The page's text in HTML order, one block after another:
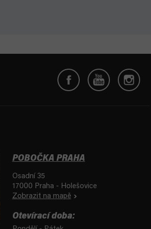
POBOČKA PRAHA
Osadní 35
17000 Praha - Holešovice
Zobrazit na mapě
Otevírací doba: